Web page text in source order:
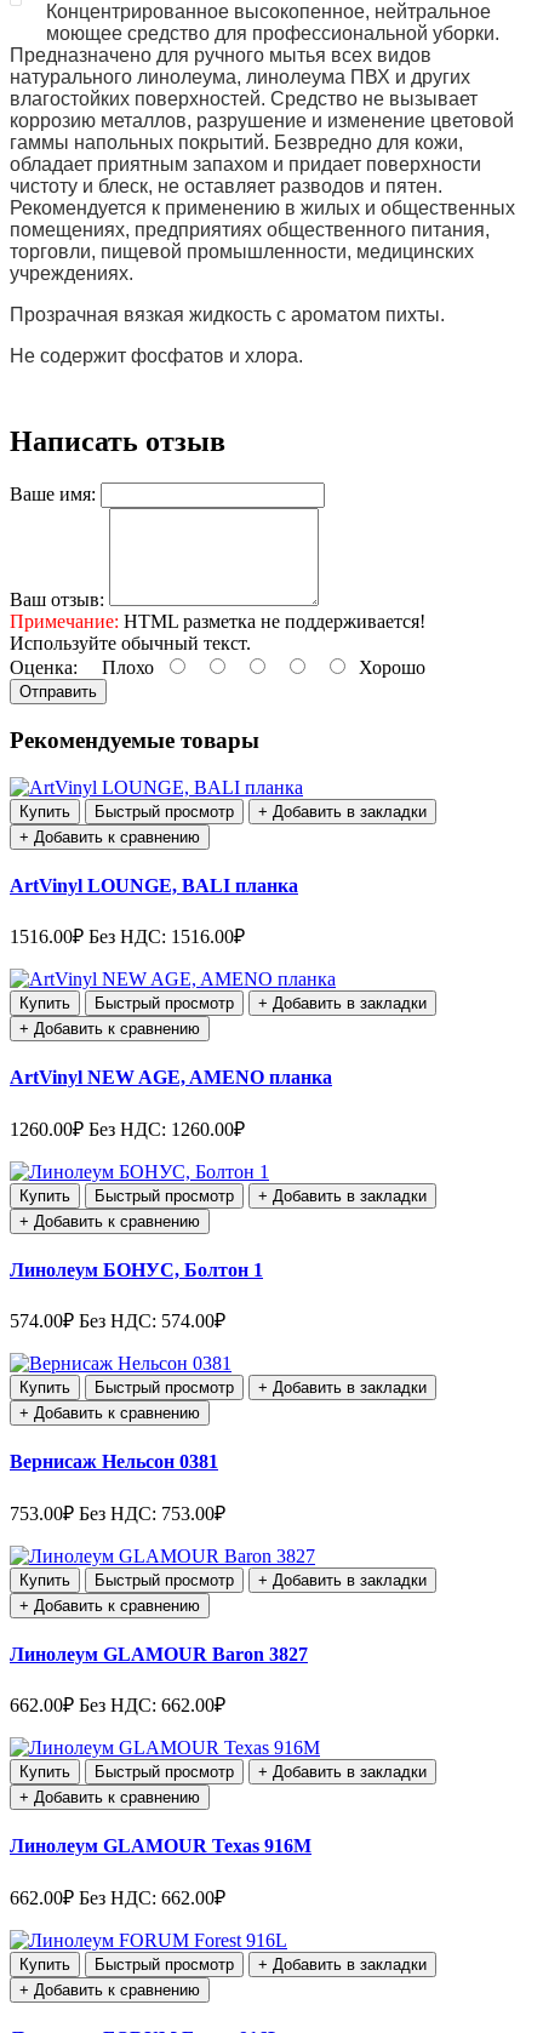
Концентрированное высокопенное, нейтральное
моющее средство для профессиональной уборки.
Предназначено для ручного мытья всех видов
натурального линолеума, линолеума ПВХ и других
влагостойких поверхностей. Средство не вызывает
коррозию металлов, разрушение и изменение цветовой
гаммы напольных покрытий. Безвредно для кожи,
обладает приятным запахом и придает поверхности
чистоту и блеск, не оставляет разводов и пятен.
Рекомендуется к применению в жилых и общественных
помещениях, предприятиях общественного питания,
торговли, пищевой промышленности, медицинских
учреждениях.
Прозрачная вязкая жидкость с ароматом пихты.
Не содержит фосфатов и хлора.
Написать отзыв
Ваше имя:
Ваш отзыв:
Примечание: HTML разметка не поддерживается!
Используйте обычный текст.
Оценка: Плохо Хорошо
Отправить
Рекомендуемые товары
Купить Быстрый просмотр
+ Добавить в закладки
+ Добавить к сравнению
ArtVinyl LOUNGE, BALI планка
1516.00₽ Без НДС: 1516.00₽
Купить Быстрый просмотр
+ Добавить в закладки
+ Добавить к сравнению
ArtVinyl NEW AGE, AMENO планка
1260.00₽ Без НДС: 1260.00₽
Купить Быстрый просмотр
+ Добавить в закладки
+ Добавить к сравнению
Линолеум БОНУС, Болтон 1
574.00₽ Без НДС: 574.00₽
Купить Быстрый просмотр
+ Добавить в закладки
+ Добавить к сравнению
Вернисаж Нельсон 0381
753.00₽ Без НДС: 753.00₽
Купить Быстрый просмотр
+ Добавить в закладки
+ Добавить к сравнению
Линолеум GLAMOUR Baron 3827
662.00₽ Без НДС: 662.00₽
Купить Быстрый просмотр
+ Добавить в закладки
+ Добавить к сравнению
Линолеум GLAMOUR Texas 916M
662.00₽ Без НДС: 662.00₽
Купить Быстрый просмотр
+ Добавить в закладки
+ Добавить к сравнению